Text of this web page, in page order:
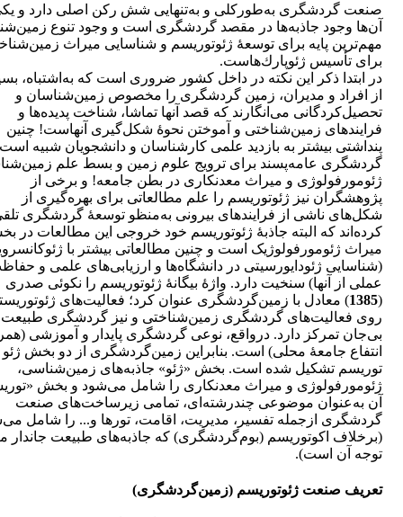
صنعت گردشگری به‌طور‌كلی و به‌تنهایی شش رکن اصلی دارد و
آن‌ها وجود جاذبه‌ها در مقصد گردشگری است و وجود تنوع
مهم‌ترین پایه برای توسعۀ ژئوتوریسم و شناسایی میراث
برای تأسیس ژئوپارك‌هاست.
در ابتدا ذکر این نکته در داخل کشور ضروری است که به‌اشتباه،
از افراد و مدیران، زمین گردشگری را مخصوص زمین‌شناسان و
تحصیل‌کردگانی می‌انگارند که قصد آنها تماشا، شناخت پدیده‌ها و
فرایندهای زمین‌شناختی و آموختن نحوۀ شکل‌گیری آنهاست! چنین
پنداشتی بیشتر به بازدید علمی کارشناسان و دانشجویان شبیه است
گردشگری عامه‌پسند برای ترویج علوم زمین و بسط علم
ژئومورفولوژی و میراث معدنکاری در بطن جامعه! و برخی از
پژوهشگران نیز ژئوتوریسم را علم مطالعاتی برای بهره‌گیری از
شکل‌های ناشی از فرایندهای بیرونی به‌منظو توسعۀ گردشگری
کرده‌اند که البته جاذبۀ ژئوتوریسم خود خروجی این مطالعات در
میراث ژئومورفولوژیک است و چنین مطالعاتی بیشتر با
(شناسایی ژئودایورسیتی در دانشگاه‌ها و ارزیابی‌های علمی و
عملی از آنها) سنخیت دارد. واژۀ بیگانۀ ژئوتوریسم را نكوئی صدری
(
1385) معادل با زمین‌گردشگری عنوان کرد؛ فعالیت‌های
روی فعالیت‌های گردشگری زمین‌شناختی و نیز گردشگری طبیعت
بی‌جان تمركز دارد. درواقع، نوعی گردشگری پایدار و آموزشی
انتفاع جامعۀ محلی) است. بنابراین زمین‌گردشگری از دو بخش ژئو
توریسم تشکیل شده است. بخش «ژئو» جاذبه‌های زمین‌شناسی،
ژئومورفولوژی و میراث معدنکاری را شامل می‌شود و بخش
آن به‌عنوان موضوعی چندرشته‌ای، تمامی زیرساخت‌های صنعت
گردشگری ازجمله تفسیر، مدیریت، اقامت، تورها و... را شامل
(برخلاف اکوتوریسم (بوم‌گردشگری) که جاذبه‌های طبیعت جاندار
توجه آن است).
تعریف صنعت ژئوتوریسم (زمین‌گردشگری)